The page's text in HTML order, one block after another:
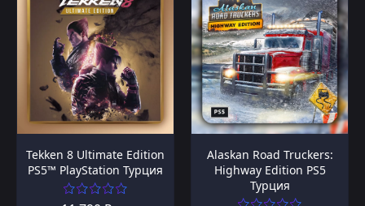
Tekken 8 Ultimate Edition
PS5™ PlayStation Турция
Alaskan Road Truckers:
Highway Edition PS5
Турция